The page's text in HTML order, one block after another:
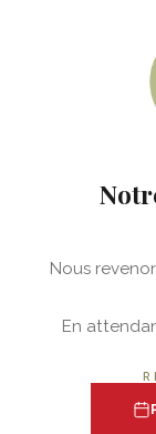
Nous
En